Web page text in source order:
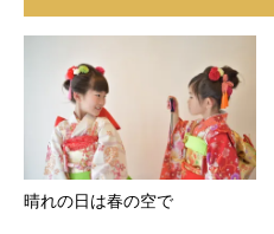
晴れの日は春の空で